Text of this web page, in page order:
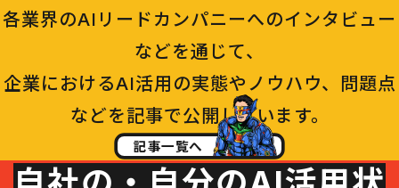
各業界のAIリードカンパニーへのインタビュー
などを通じて、
企業におけるAI活用の実態やノウハウ、問題点
などを記事で公開しています。
記事一覧へ